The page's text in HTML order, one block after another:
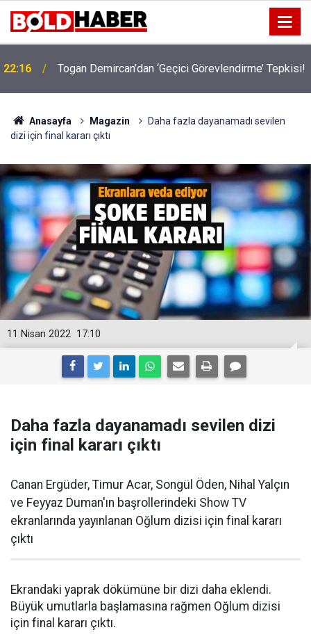
19:32 Sıcak Havalarda Ödem Şikayetini Hafife Almayın!
Anasayfa Magazin
Daha fazla dayanamadı sevilen
dizi için final kararı çıktı
17:10
11 Nisan 2022
Daha fazla dayanamadı sevilen dizi
için final kararı çıktı
Canan Ergüder, Timur Acar, Songül Öden, Nihal Yalçın
ve Feyyaz Duman'ın başrollerindeki Show TV
ekranlarında yayınlanan Oğlum dizisi için final kararı
çıktı
Ekrandaki yaprak dökümüne bir dizi daha eklendi.
Büyük umutlarla başlamasına rağmen Oğlum dizisi
için final kararı çıktı.